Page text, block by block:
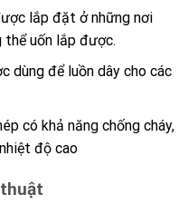
lắp đặt ở những nơi
thể uốn lắp được.
dùng để luồn dây cho các
có khả năng chống cháy,
độ cao